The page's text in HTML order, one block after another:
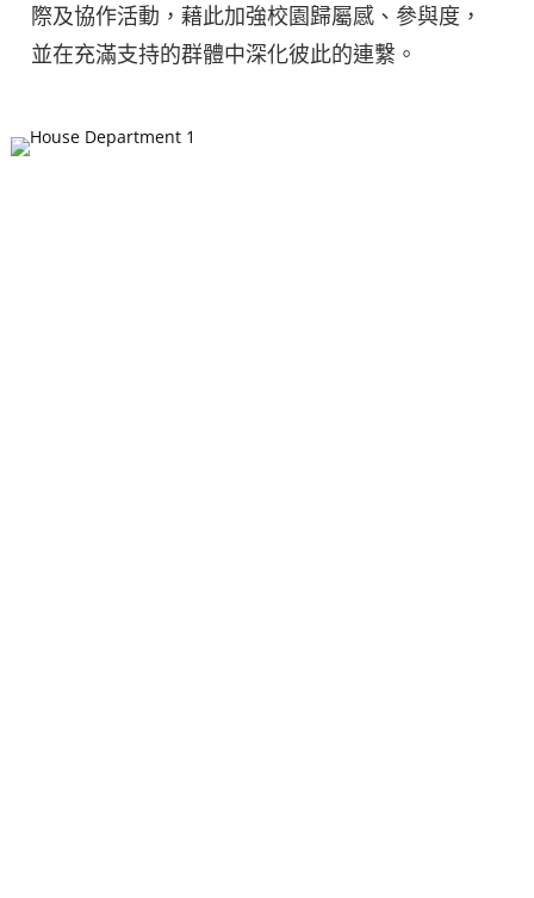
際及協作活動，藉此加強校園歸屬感、參與度，
並在充滿支持的群體中深化彼此的連繫。